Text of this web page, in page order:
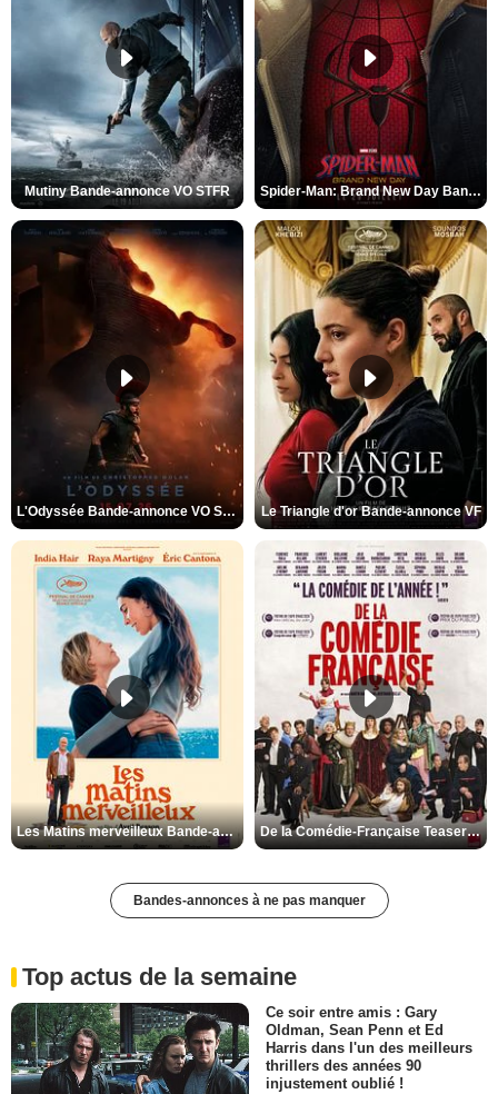
Mutiny Bande-annonce VO STFR Spider-Man: Brand New Day Bande-annonce VO STFR
L'Odyssée Bande-annonce VO STFR Le Triangle d'or Bande-annonce VF
Les Matins merveilleux Bande-annonce VF De la Comédie-Française Teaser VF
Bandes-annonces à ne pas manquer
Top actus de la semaine
Ce soir entre amis : Gary
Oldman, Sean Penn et Ed
Harris dans l'un des meilleurs
thrillers des années 90
injustement oublié !